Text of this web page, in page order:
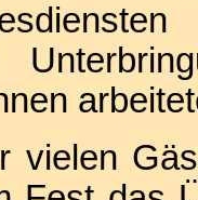
vielen